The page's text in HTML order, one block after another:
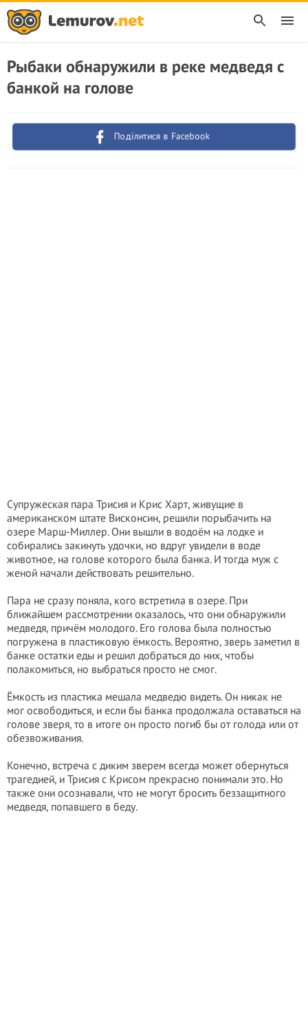
Рыбаки обнаружили в реке медведя с
банкой на голове
Поділитися в Facebook
Супружеская пара Трисия и Крис Харт, живущие в
американском штате Висконсин, решили порыбачить на
озере Марш-Миллер. Они вышли в водоём на лодке и
собирались закинуть удочки, но вдруг увидели в воде
животное, на голове которого была банка. И тогда муж с
женой начали действовать решительно.
Пара не сразу поняла, кого встретила в озере. При
ближайшем рассмотрении оказалось, что они обнаружили
медведя, причём молодого. Его голова была полностью
погружена в пластиковую ёмкость. Вероятно, зверь заметил в
банке остатки еды и решил добраться до них, чтобы
полакомиться, но выбраться просто не смог.
Ёмкость из пластика мешала медведю видеть. Он никак не
мог освободиться, и если бы банка продолжала оставаться на
голове зверя, то в итоге он просто погиб бы от голода или от
обезвоживания.
Конечно, встреча с диким зверем всегда может обернуться
трагедией, и Трисия с Крисом прекрасно понимали это. Но
также они осознавали, что не могут бросить беззащитного
медведя, попавшего в беду.